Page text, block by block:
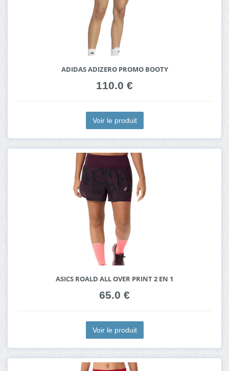
ADIDAS ADIZERO PROMO BOOTY
110.0 €
Voir le produit
ASICS ROALD ALL OVER PRINT 2 EN 1
65.0 €
Voir le produit